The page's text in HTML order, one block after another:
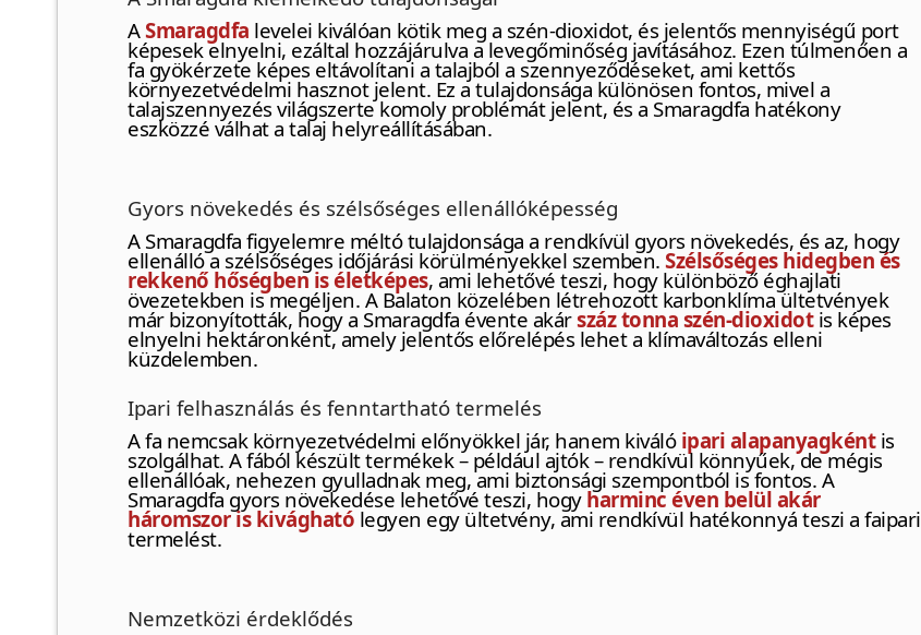
ASmaragdfa levelei kiválóan kötik meg a szén-dioxidot, és jelentős mennyiségű port
képesek elnyelni, ezáltal hozzájárulva a levegőminőség javításához. Ezen túlmenően a
fa gyökérzete képes eltávolítani a talajból a szennyeződéseket, ami kettős
környezetvédelmi hasznot jelent. Ez a tulajdonsága különösen fontos, mivel a
talajszennyezés világszerte komoly problémát jelent, és a Smaragdfa hatékony
eszközzé válhat a talaj helyreállításában.
Gyors növekedés és szélsőséges ellenállóképesség
A Smaragdfa figyelemre méltó tulajdonsága a rendkívül gyors növekedés, és az, hogy
ellenálló a szélsőséges időjárási körülményekkel szemben. Szélsőséges hidegben és
rekkenő hőségben is életképes, ami lehetővé teszi, hogy különböző éghajlati
övezetekben is megéljen. A Balaton közelében létrehozott karbonklíma ültetvények
már bizonyították, hogy a Smaragdfa évente akárszáz tonna szén-dioxidotis képes
elnyelni hektáronként, amely jelentős előrelépés lehet a klímaváltozás elleni
küzdelemben.
Ipari felhasználás és fenntartható termelés
A fa nemcsak környezetvédelmi előnyökkel jár, hanem kiváló ipari alapanyagkéntis
szolgálhat. A fából készült termékek – például ajtók – rendkívül könnyűek, de mégis
ellenállóak, nehezen gyulladnak meg, ami biztonsági szempontból is fontos. A
Smaragdfa gyors növekedése lehetővé teszi, hogy harminc éven belül akár
háromszor is kivágható legyen egy ültetvény, ami rendkívül hatékonnyá teszi a faipari
termelést.
Nemzetközi érdeklődés